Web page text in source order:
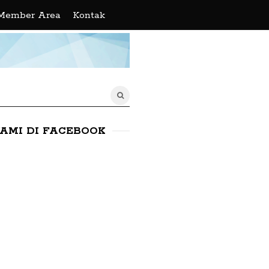
Area Kontak
DI FACEBOOK